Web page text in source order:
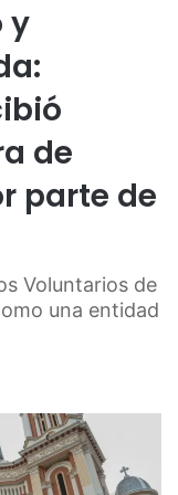
y
de
parte de
Voluntarios de
una entidad